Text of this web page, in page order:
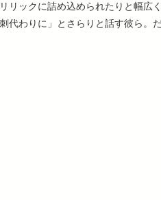
リックに詰め込められたりと幅広
代わりに」とさらりと話す彼ら。